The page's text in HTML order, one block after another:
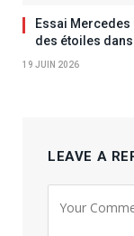
Essai Mercedes
des étoiles
19 JUIN 2026
LEAVE A